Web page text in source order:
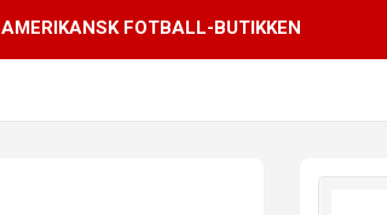
AMERIKANSK FOTBALL-BUTIKKEN